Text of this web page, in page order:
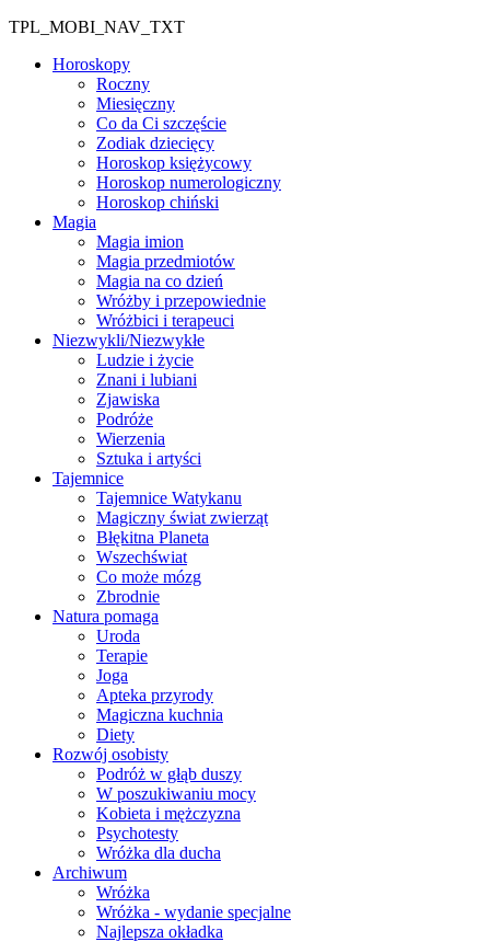
TPL_MOBI_NAV_TXT
Horoskopy
Roczny
Miesięczny
Co da Ci szczęście
Zodiak dziecięcy
Horoskop księżycowy
Horoskop numerologiczny
Horoskop chiński
Magia
Magia imion
Magia przedmiotów
Magia na co dzień
Wróżby i przepowiednie
Wróżbici i terapeuci
Niezwykli/Niezwykłe
Ludzie i życie
Znani i lubiani
Zjawiska
Podróże
Wierzenia
Sztuka i artyści
Tajemnice
Tajemnice Watykanu
Magiczny świat zwierząt
Błękitna Planeta
Wszechświat
Co może mózg
Zbrodnie
Natura pomaga
Uroda
Terapie
Joga
Apteka przyrody
Magiczna kuchnia
Diety
Rozwój osobisty
Podróż w głąb duszy
W poszukiwaniu mocy
Kobieta i mężczyzna
Psychotesty
Wróżka dla ducha
Archiwum
Wróżka
Wróżka - wydanie specjalne
Najlepsza okładka